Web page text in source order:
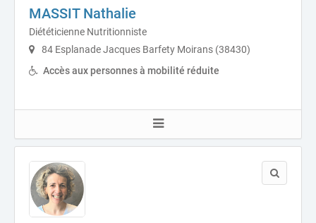
MASSIT Nathalie
Diététicienne Nutritionniste
84 Esplanade Jacques Barfety Moirans (38430)
Accès aux personnes à mobilité réduite